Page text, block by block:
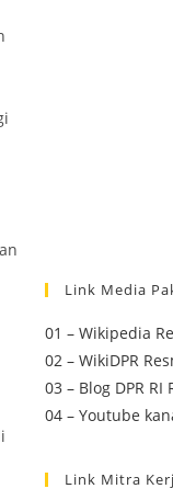
Link Media
01 – Wikipedia
02 – WikiDPR
03 – Blog DPR RI
04 – Youtube
Link Mitra